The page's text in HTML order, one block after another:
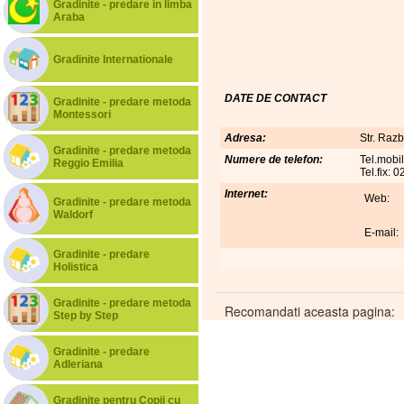
Gradinite - predare in limba
Araba
Gradinite Internationale
Gradinite - predare metoda
Montessori
Gradinite - predare metoda
Reggio Emilia
Gradinite - predare metoda
Waldorf
Gradinite - predare
Holistica
Gradinite - predare metoda
Step by Step
Gradinite - predare
Adleriana
Gradinite pentru Copii cu
DATE DE CONTACT
Adresa:
Str.
Numere de telefon:
Tel.fix:
Internet:
Web:
E-mail:
Recomandati aceasta pagina: